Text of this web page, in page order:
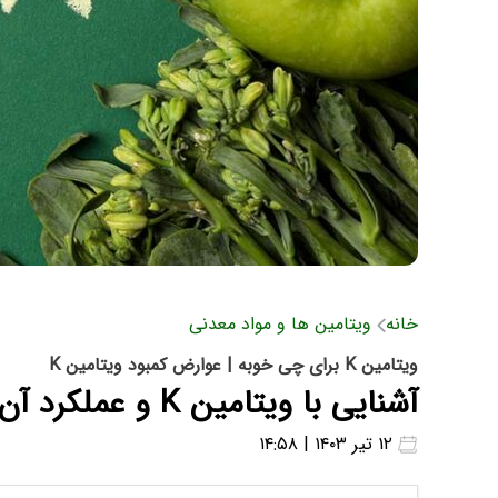
خانه ویتامین ها و مواد معدنی
ویتامین K برای چی خوبه | عوارض کمبود ویتامین K
آشنایی با ویتامین K و عملکرد آن برای سلامت بدن + منابع